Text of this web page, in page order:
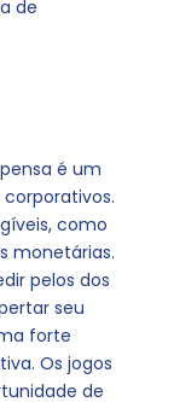
de
é um
como
monetárias.
pelos dos
seu
forte
Os jogos
de